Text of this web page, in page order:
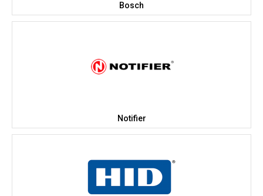
Bosch
Notifier